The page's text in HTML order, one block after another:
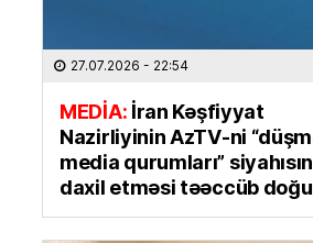
27.07.2026 - 22:54
MEDİA:İran Kəşfiyyat
Nazirliyinin AzTV-ni
media qurumları”
daxil etməsi təəccüb